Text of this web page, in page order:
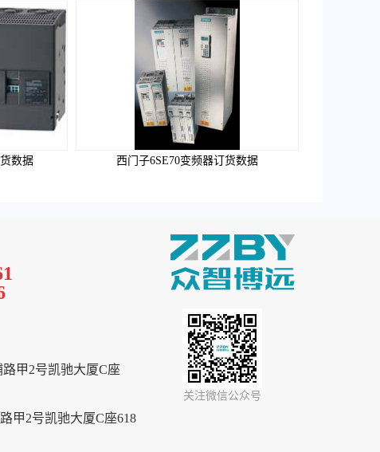
数据 西门子6SE70变频器订货数据
甲2号凯驰大厦C座
甲2号凯驰大厦C座618
关注微信公众号